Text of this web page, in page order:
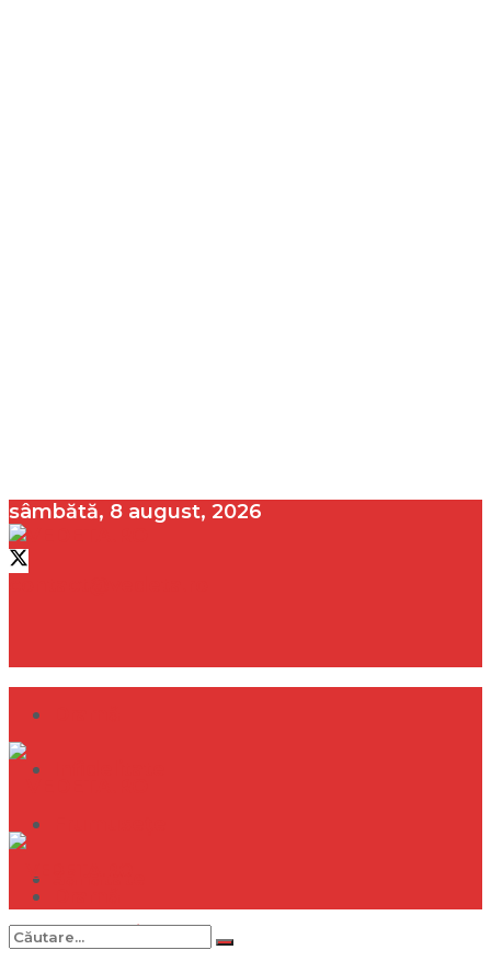
sâmbătă, 8 august, 2026
Internațional